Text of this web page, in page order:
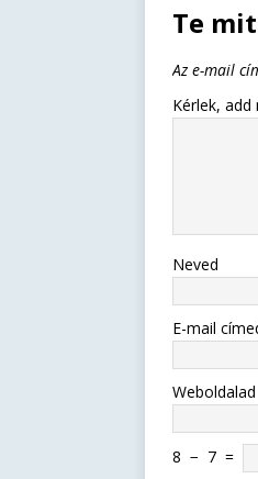
Te
Az e-mail
Kérlek,
Neved
E-mail
Weboldalad
8 − 7 =